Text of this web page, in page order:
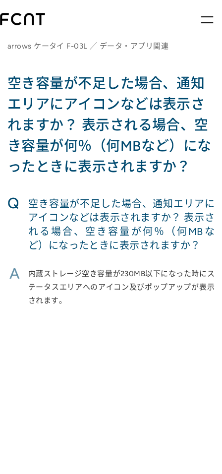
arrows ケータイ F-03L ／ データ・アプリ関連
空き容量が不足した場合、通知
エリアにアイコンなどは表示さ
れますか？ 表示される場合、空
き容量が何％（何MBなど）にな
ったときに表示されますか？
Q
空き容量が不足した場合、通知エリアに
アイコンなどは表示されますか？ 表示さ
れる場合、空き容量が何％（何MBな
ど）になったときに表示されますか？
A
内蔵ストレージ空き容量が230MB以下になった時にス
テータスエリアへのアイコン及びポップアップが表示
されます。